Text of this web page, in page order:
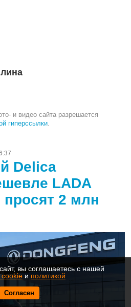
и видео сайта разрешается
гиперссылки
Delica
LADA
просят 2 млн
вы соглашаетесь с нашей
cookie и политикой
Согласен